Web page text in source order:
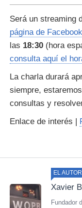
Será un streaming
página de Facebook
las 18:30 (hora
consulta aquí el
La charla durará
siempre,
consultas y
Enlace de interés |
EL AUTOR
Xavier
Fundador